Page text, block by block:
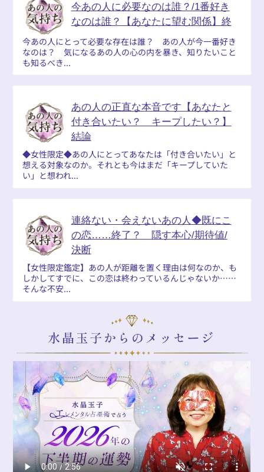
今あの人に必要なのは誰？/1番好き
なのは誰？【あなたに望む関係】終
今あの人にとって必要な存在は誰？ あの人が今一番好き
なのは？ 気になるあの人の心の内を暴き、知りたいこと
も知るべき...
あの人の正直な本音です【あなたと
付き合いたい？ キープしたい？】
結論
◆女性限定◆あの人にとってあなたは「付き合いたい」と
想える対象なのか。それとも今はまだ「キープしていた
い」と想われ...
連絡ない・会えないあの人◆既にこ
の恋……終了？ 隠す本心/期待値/
決断
【女性限定鑑定】あの人が距離を置く理由は何なのか、も
しかしてすでに、この恋は終わっているんじゃないか……
そんな不安...